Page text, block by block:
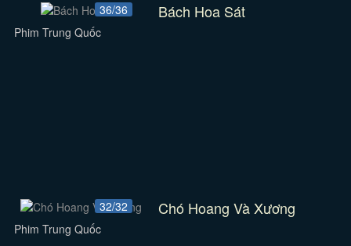
36/36 Bách Hoa Sát
Phim Trung Quốc
32/32 Chó Hoang Và Xương
Phim Trung Quốc